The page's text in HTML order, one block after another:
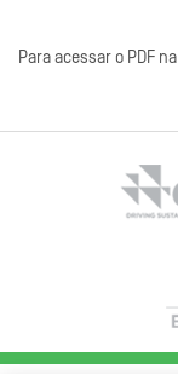
Para acessar o PDF